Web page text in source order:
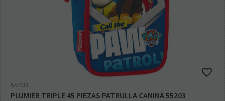
55203
PLUMIER TRIPLE 45 PIEZAS PATRULLA CANINA 55203